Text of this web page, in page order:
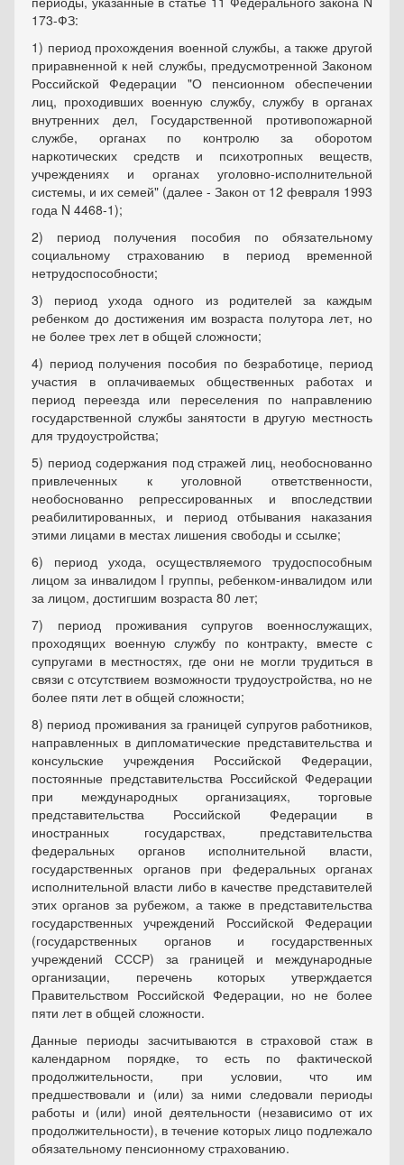
173-ФЗ:
1) период прохождения военной службы, а также другой
приравненной к ней службы, предусмотренной Законом
Российской Федерации "О пенсионном обеспечении
лиц, проходивших военную службу, службу в органах
внутренних дел, Государственной противопожарной
службе, органах по контролю за оборотом
наркотических средств и психотропных веществ,
учреждениях и органах уголовно-исполнительной
системы, и их семей" (далее - Закон от 12 февраля 1993
года N 4468-1);
2) период получения пособия по обязательному
социальному страхованию в период временной
нетрудоспособности;
3) период ухода одного из родителей за каждым
ребенком до достижения им возраста полутора лет, но
не более трех лет в общей сложности;
4) период получения пособия по безработице, период
участия в оплачиваемых общественных работах и
период переезда или переселения по направлению
государственной службы занятости в другую местность
для трудоустройства;
5) период содержания под стражей лиц, необоснованно
привлеченных к уголовной ответственности,
необоснованно репрессированных и впоследствии
реабилитированных, и период отбывания наказания
этими лицами в местах лишения свободы и ссылке;
6) период ухода, осуществляемого трудоспособным
лицом за инвалидом I группы, ребенком-инвалидом или
за лицом, достигшим возраста 80 лет;
7) период проживания супругов военнослужащих,
проходящих военную службу по контракту, вместе с
супругами в местностях, где они не могли трудиться в
связи с отсутствием возможности трудоустройства, но не
более пяти лет в общей сложности;
8) период проживания за границей супругов работников,
направленных в дипломатические представительства и
консульские учреждения Российской Федерации,
постоянные представительства Российской Федерации
при международных организациях, торговые
представительства Российской Федерации в
иностранных государствах, представительства
федеральных органов исполнительной власти,
государственных органов при федеральных органах
исполнительной власти либо в качестве представителей
этих органов за рубежом, а также в представительства
государственных учреждений Российской Федерации
(государственных органов и государственных
учреждений СССР) за границей и международные
организации, перечень которых утверждается
Правительством Российской Федерации, но не более
пяти лет в общей сложности.
Данные периоды засчитываются в страховой стаж в
календарном порядке, то есть по фактической
продолжительности, при условии, что им
предшествовали и (или) за ними следовали периоды
работы и (или) иной деятельности (независимо от их
продолжительности), в течение которых лицо подлежало
обязательному пенсионному страхованию.